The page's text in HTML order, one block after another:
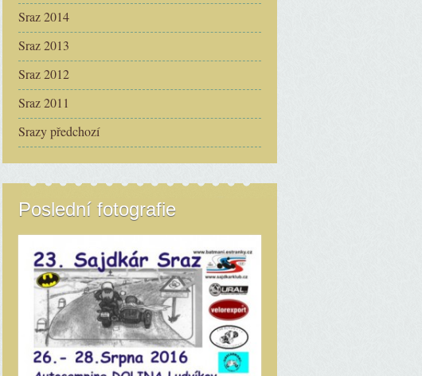
Sraz 2014
Sraz 2013
Sraz 2012
Sraz 2011
Srazy předchozí
Poslední fotografie